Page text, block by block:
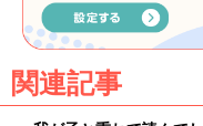
関連記事